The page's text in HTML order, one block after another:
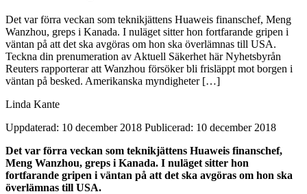
Det var förra veckan som teknikjättens Huaweis finanschef, Meng
Wanzhou, greps i Kanada. I nuläget sitter hon fortfarande gripen i
väntan på att det ska avgöras om hon ska överlämnas till USA.
Teckna din prenumeration av Aktuell Säkerhet här Nyhetsbyrån
Reuters rapporterar att Wanzhou försöker bli frisläppt mot borgen i
väntan på besked. Amerikanska myndigheter […]
Linda Kante
Uppdaterad: 10 december 2018 Publicerad: 10 december 2018
Det var förra veckan som teknikjättens Huaweis finanschef,
Meng Wanzhou, greps i Kanada. I nuläget sitter hon
fortfarande gripen i väntan på att det ska avgöras om hon ska
överlämnas till USA.